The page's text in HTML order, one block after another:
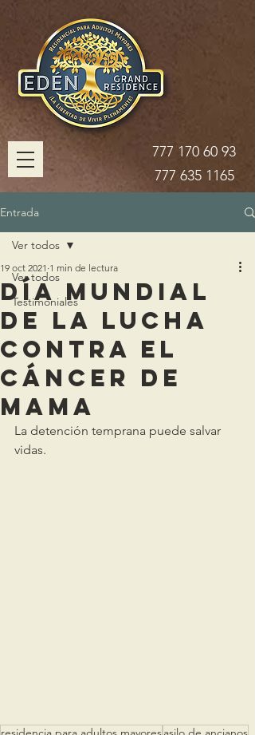
777 170 60 93
777 635 1165
Entrada
Ver todos
Testimoniales
Ver todos
Día Mundial
de la lucha
contra el
cáncer de
mama
19 oct 2021 1 min de lectura
La detención temprana puede salvar
vidas.